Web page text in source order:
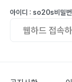
아이디 : so20s비밀
웹하드 접속하